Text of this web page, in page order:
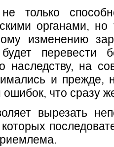
только
органами,
изменению
перевести
наследству, на
и прежде,
что сразу
вырезать